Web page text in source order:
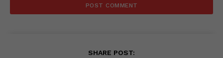
SHARE POST: